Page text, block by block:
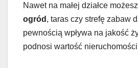
Nawet na małej działce
ogród , taras czy strefę zabaw
pewnością wpływa na jakość
podnosi wartość